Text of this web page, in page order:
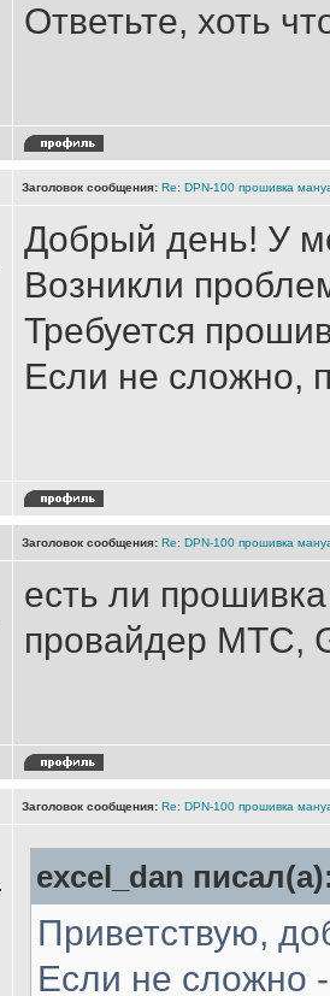
Ответьте, хоть
Заголовок сообщения: Re: DPN-100 прошивка
Добрый день! У
Возникли
Требуется
Если не сложно,
Заголовок сообщения: Re: DPN-100 прошивка
есть ли
провайдер МТС,
Заголовок сообщения: Re: DPN-100 прошивка
excel_dan
Приветствую,
Если не сложно